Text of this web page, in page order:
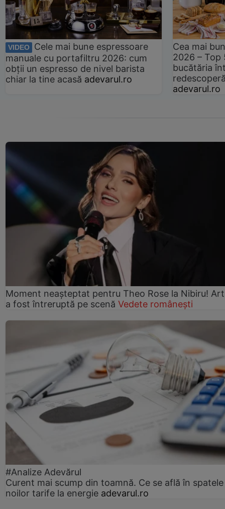
VIDEO
Cele mai bune espressoare
manuale cu portafiltru 2026: cum
obții un espresso de nivel barista
chiar la tine acasă adevarul.ro
Cea mai
2026 –
bucătăria
adevarul.ro
Moment neașteptat pentru Theo Rose la Nibiru!
a fost întreruptă pe scenă Vedete românești
#Analize Adevărul
Curent mai scump din toamnă. Ce se află în spatele
noilor tarife la energie adevarul.ro